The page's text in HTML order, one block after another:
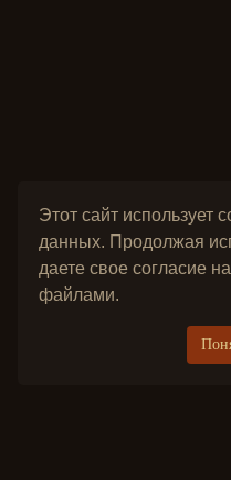
Этот сайт использует
данных. Продолжая
даете свое согласие
файлами.